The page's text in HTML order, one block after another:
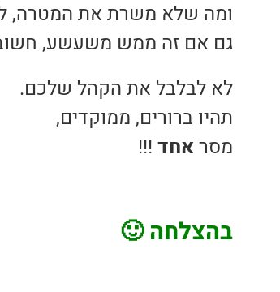
ומה שלא משרת את המטרה,
גם אם זה ממש משעשע, חשוב
לא לבלבל את הקהל שלכם.
תהיו ברורים, ממוקדים,
מסר אחד!!!
בהצלחה🙂